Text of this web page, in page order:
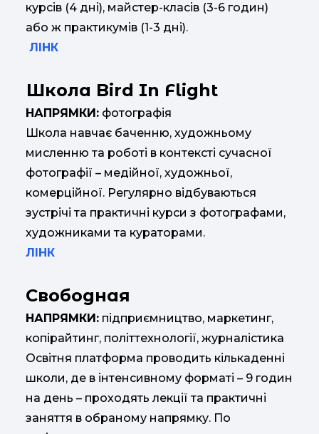
курсів (4 дні), майстер-класів (3-6 годин)
або ж практикумів (1-3 дні).
ЛІНК
Школа Bird In Flight
НАПРЯМКИ: фотографія
Школа навчає баченню, художньому
мисленню та роботі в контексті сучасної
фотографії – медійної, художньої,
комерційної. Регулярно відбуваються
зустрічі та практичні курси з фотографами,
художниками та кураторами.
ЛІНК
Свободная
НАПРЯМКИ: підприємництво, маркетинг,
копірайтинг, політтехнології, журналістика
Освітня платформа проводить кількаденні
школи, де в інтенсивному форматі – 9 годин
на день – проходять лекції та практичні
заняття в обраному напрямку. По